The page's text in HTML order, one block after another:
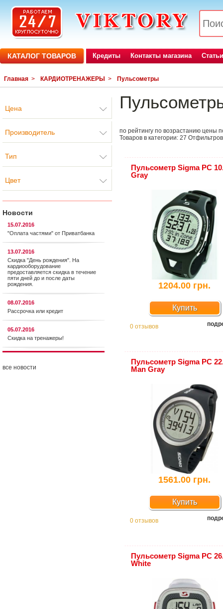
КАТАЛОГ ТОВАРОВ Кредиты Контакты магазина Статьи
Главная > КАРДИОТРЕНАЖЕРЫ > Пульсометры
Цена
Производитель
Тип
Цвет
Новости
15.07.2016
"Оплата частями" от Приватбанка
13.07.2016
Скидка "День рождения". На
кардиооборудование
предоставляется cкидка в течение
пяти дней до и после даты
рождения.
08.07.2016
Рассрочка или кредит
05.07.2016
Скидка на тренажеры!
все новости
по рейтингу по возрастанию цены
Товаров в категории: 27
Пульсометр Sigma PC
Gray
1204.00 грн.
Купить
0 отзывов
Пульсометр Sigma PC
Man Gray
1561.00 грн.
Купить
0 отзывов
Пульсометр Sigma PC
White